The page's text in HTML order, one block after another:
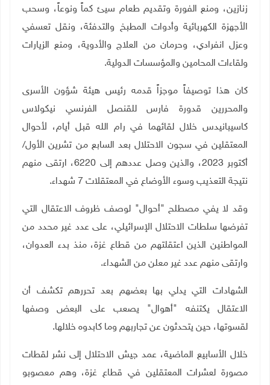
زنازين، ومنع الفورة وتقديم طعام سيئ كماً ونوعاً، وسحب
الأجهزة الكهربائية وأدوات المطبخ والتدفئة، ونقل تعسفي
وعزل انفرادي، وحرمان من العلاج والأدوية، ومنع الزيارات
ولقاءات المحامين والمؤسسات الدولية.
كان هذا توصيفاً موجزاً قدمه رئيس هيئة شؤون الأسرى
والمحررين قدورة فارس للقنصل الفرنسي نيكولاس
كاسيبانيدس خلال لقائهما في رام الله قبل أيام، لأحوال
المعتقلين في سجون الاحتلال بعد السابع من تشرين الأول/
أكتوبر 2023، والذين وصل عددهم إلى 6220، ارتقى منهم
نتيجة التعذيب وسوء الأوضاع في المعتقلات 7 شهداء.
وقد لا يفي مصطلح "أحوال" لوصف ظروف الاعتقال التي
تفرضها سلطات الاحتلال الإسرائيلي، على عدد غير محدد من
المواطنين الذين اعتقلتهم من قطاع غزة، منذ بدء العدوان،
وارتقى منهم عدد غير معلن من الشهداء.
الشهادات التي يدلي بها بعضهم بعد تحررهم تكشف أن
الاعتقال يكتنفه "أهوال" يصعب على البعض وصفها
لقسوتها، حين يتحدثون عن تجاربهم وما كابدوه خلالها.
خلال الأسابيع الماضية، عمد جيش الاحتلال إلى نشر لقطات
مصورة لعشرات المعتقلين في قطاع غزة، وهم معصوبو